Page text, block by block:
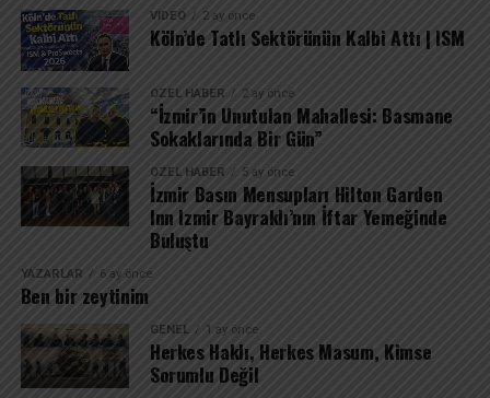
VIDEO 2 ay önce
Köln’de Tatlı Sektörünün Kalbi Attı | ISM
ÖZEL HABER 2 ay önce
“İzmir’in Unutulan Mahallesi: Basmane
Sokaklarında Bir Gün”
ÖZEL HABER 5 ay önce
İzmir Basın Mensupları Hilton Garden
Inn Izmir Bayraklı’nın İftar Yemeğinde
Buluştu
YAZARLAR 6 ay önce
Ben bir zeytinim
GENEL 1 ay önce
Herkes Haklı, Herkes Masum, Kimse
Sorumlu Değil